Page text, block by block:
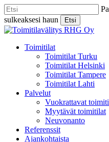
Skip
to
main
content
sulkeaksesi haun
Etsi
Close
Menu
Toimitilat
Toimitilat Turku
Toimitilat Helsinki
Toimitilat Tampere
Toimitilat Lahti
Palvelut
Vuokrattavat
Myytävät toimitilat
Neuvonanto
Referenssit
Ajankohtaista